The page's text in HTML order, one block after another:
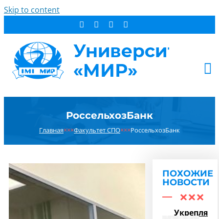
Skip to content
ДОПОБРАЗОВАНИЕ
НОВОСТИ
КОНТАКТЫ
РЕЗУЛЬТАТ ПОИСКА:
РоссельхозБанк
Главная×××Факультет СПО×××РоссельхозБанк
ПОХОЖИЕ
НОВОСТИ
Укрепляем